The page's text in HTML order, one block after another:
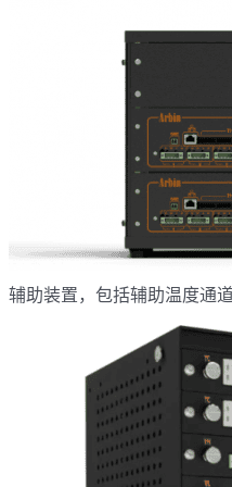
辅助装置，包括辅助温度通